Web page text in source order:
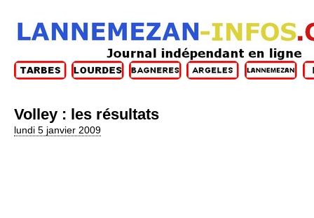
Volley : les résultats
lundi 5 janvier 2009